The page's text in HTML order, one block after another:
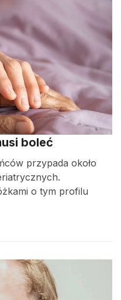
boleć
przypada około
o tym profilu